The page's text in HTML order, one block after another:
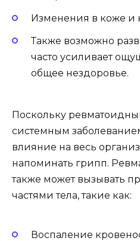
Изменения в коже и
Также возможно
часто усиливает
общее нездоровье.
Поскольку
системным
влияние на весь
напоминать грипп.
также может вызывать
частями тела, такие как:
Воспаление